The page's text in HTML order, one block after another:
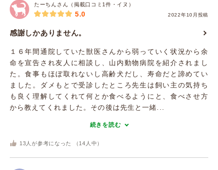
たーちんさん（掲載口コミ1件・イヌ）
2022年10月投稿
5.0
感謝しかありません。
１６年間通院していた獣医さんから弱っていく状況から余
命を宣告され友人に相談し、山内動物病院を紹介されまし
た。食事もほぼ取れないし高齢犬だし、寿命だと諦めてい
ました。ダメもとで受診したところ先生は飼い主の気持ち
も良く理解してくれて何とか食べるようにと、食べさせ方
から教えてくれました。その後は先生と一緒...
続きを読む
13 人が参考になった （ 14 人中）